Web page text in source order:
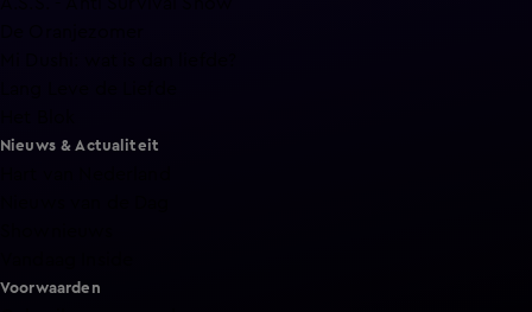
Nieuws & Actualiteit
Voorwaarden